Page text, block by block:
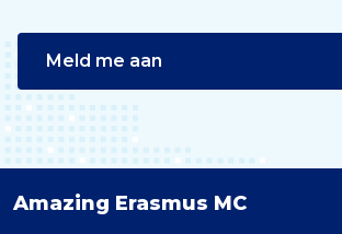
Meld me aan
Amazing Erasmus MC